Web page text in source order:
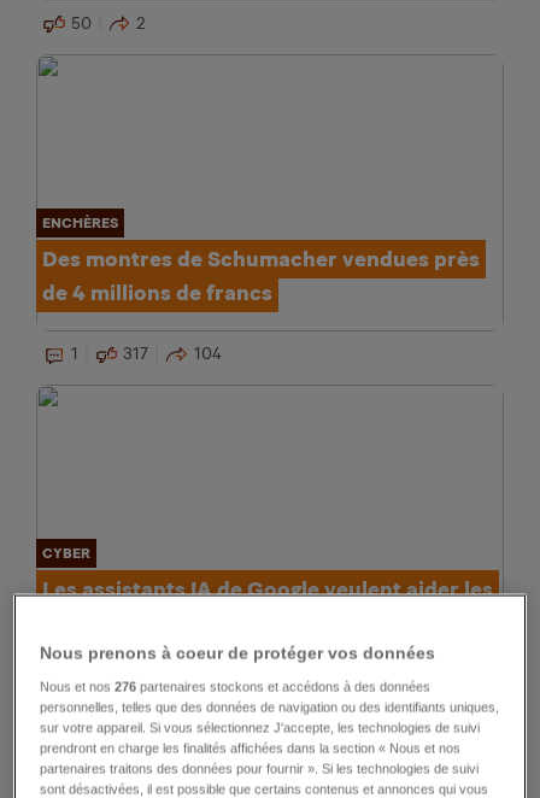
50 2
ENCHÈRES
Des montres de Schumacher vendues près
de 4 millions de francs
1 317 104
CYBER
Les assistants IA de Google veulent aider les
1 81 25
Nous prenons à coeur de protéger vos données
Nous et nos276 partenaires stockons et accédons à des données
personnelles, telles que des données de navigation ou des identifiants uniques,
sur votre appareil. Si vous sélectionnez J'accepte, les technologies de suivi
prendront en charge les finalités affichées dans la section « Nous et nos
partenaires traitons des données pour fournir ». Si les technologies de suivi
sont désactivées, il est possible que certains contenus et annonces qui vous